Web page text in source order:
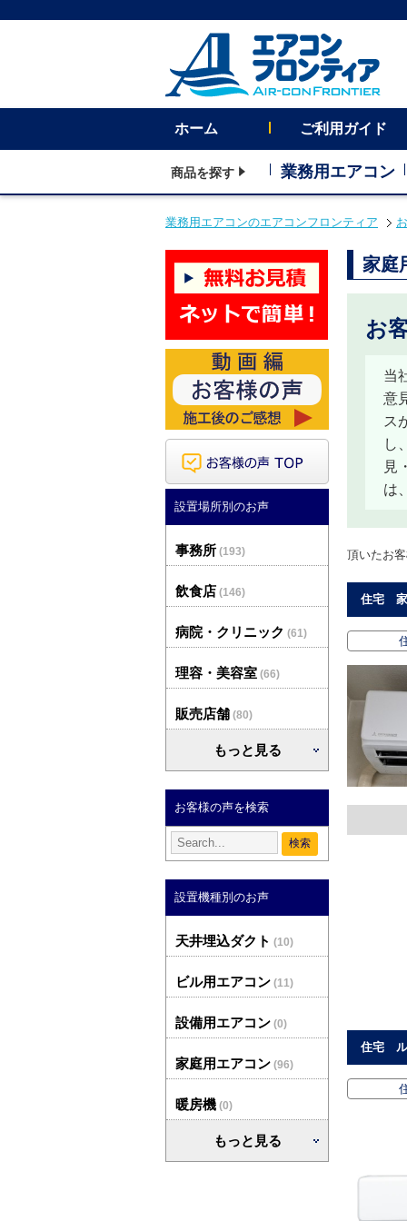
ホーム ご利用ガイド
商品を探す 業務用エアコン
業務用エアコンのエアコンフロンティア
設置場所別のお声
事務所 (193)
飲食店 (146)
病院・クリニック (61)
理容・美容室 (66)
販売店舗 (80)
もっと見る
お客様の声を検索
設置機種別のお声
天井埋込ダクト (10)
ビル用エアコン (11)
設備用エアコン (0)
家庭用エアコン (96)
暖房機 (0)
もっと見る
家庭
お
当
意
ス
し
見
は
頂いたお
住宅 家
住宅 ル